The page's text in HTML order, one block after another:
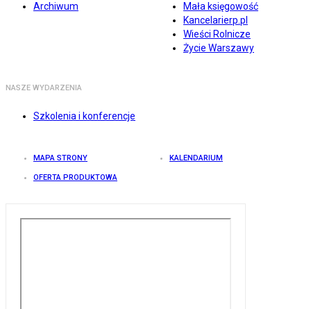
Archiwum
Mała księgowość
Kancelarierp.pl
Wieści Rolnicze
Życie Warszawy
NASZE WYDARZENIA
Szkolenia i konferencje
MAPA STRONY KALENDARIUM
OFERTA PRODUKTOWA